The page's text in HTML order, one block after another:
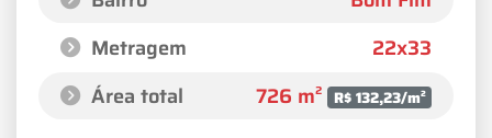
Metragem
22x33
Área total
726 m² R$ 132,23/m²